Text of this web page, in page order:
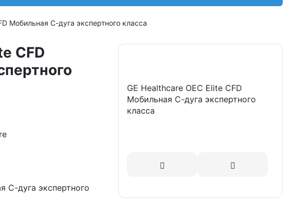
Мобильная С-дуга экспертного класса
CFD
С-дуга экспертного
GE Healthcare OEC Elite CFD
Мобильная С-дуга экспертного
класса